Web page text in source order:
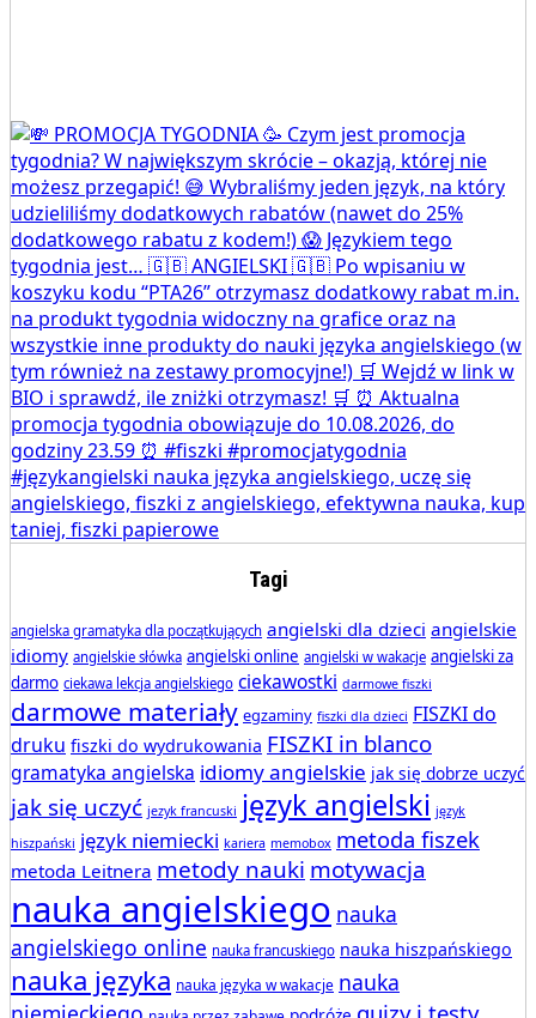
Tagi
angielska gramatyka dla początkujących angielski dla dzieci angielskie
idiomy angielskie słówka angielski online angielski w wakacje angielski za
darmo ciekawa lekcja angielskiego ciekawostki darmowe fiszki
darmowe materiały egzaminy fiszki dla dzieci FISZKI do
druku fiszki do wydrukowania FISZKI in blanco
gramatyka angielska idiomy angielskie jak się dobrze uczyć
jak się uczyć jezyk francuski język angielski język
hiszpański język niemiecki kariera memobox metoda fiszek
metoda Leitnera metody nauki motywacja
nauka angielskiego nauka
angielskiego online nauka francuskiego nauka hiszpańskiego
nauka języka nauka języka w wakacje nauka